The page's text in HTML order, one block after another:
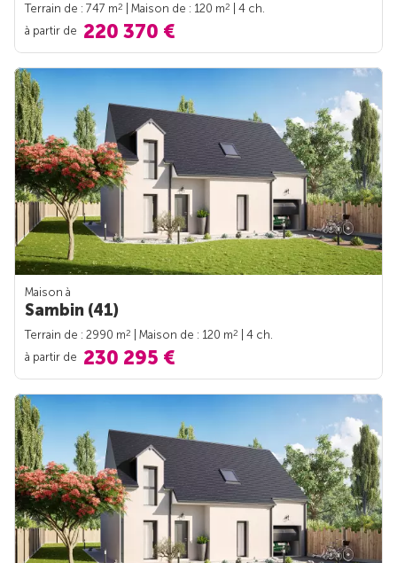
Terrain de : 747 m2 | Maison de : 120 m2
| 4 ch.
à partir de 220 370 €
Maison à
Sambin (41)
Terrain de : 2990 m2 | Maison de : 120 m2
| 4 ch.
à partir de 230 295 €